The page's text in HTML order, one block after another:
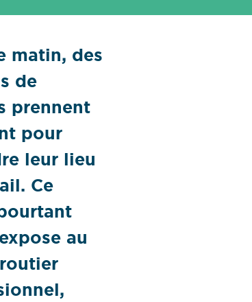
matin, des
de
prennent
pour
leur lieu
Ce
au